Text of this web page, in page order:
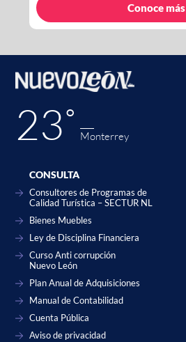
Conoce más
23˚ Monterrey
CONSULTA
Consultores de Programas de
Calidad Turística – SECTUR NL
Bienes Muebles
Ley de Disciplina Financiera
Curso Anti corrupción
Nuevo León
Plan Anual de Adquisiciones
Manual de Contabilidad
Cuenta Pública
Aviso de privacidad